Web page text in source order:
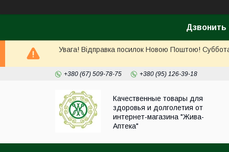
Дзвонить
Увага! Відправка посилок Новою Поштою!
+380 (67) 509-78-75 +380 (95) 126-39-18
Качественные товары для
здоровья и долголетия от
интернет-магазина "Жива-
Аптека"